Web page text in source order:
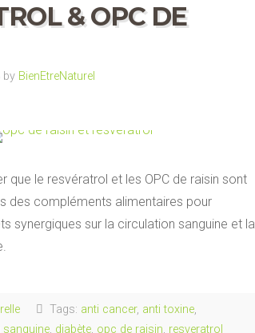
& OPC DE
by BienEtreNaturel
que le resvératrol et les OPC de raisin sont
des compléments alimentaires pour
synergiques sur la circulation sanguine et la
Tags: anti cancer, anti toxine,
, diabète, opc de raisin, resveratrol